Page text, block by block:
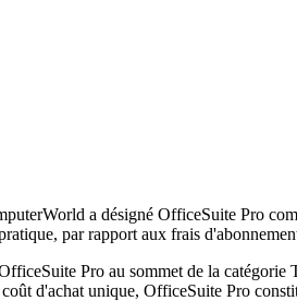
a désigné OfficeSuite Pro
par rapport aux frais
Pro au sommet de la
d'achat unique, OfficeSuite Pro